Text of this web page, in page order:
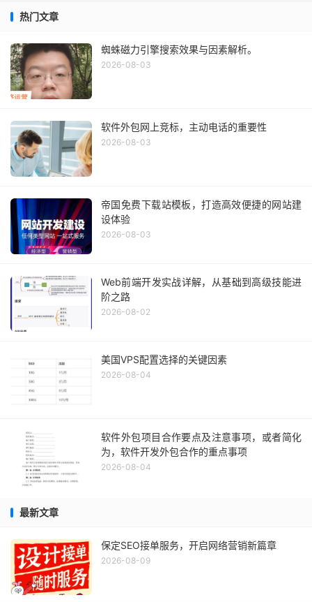
热门文章
蜘蛛磁力引擎搜索效果与因素解析。
2026-08-03
软件外包网上竞标，主动电话的重要性
2026-08-03
帝国免费下载站模板，打造高效便捷的网站建
设体验
2026-08-03
Web前端开发实战详解，从基础到高级技能进
阶之路
2026-08-02
美国VPS配置选择的关键因素
2026-08-04
软件外包项目合作要点及注意事项，或者简化
为，软件开发外包合作的重点事项
2026-08-04
最新文章
保定SEO接单服务，开启网络营销新篇章
2026-08-09